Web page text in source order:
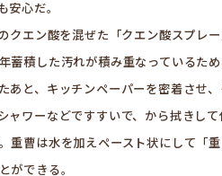
心だ。
クエン酸を混ぜた「クエン酸スプレー
蓄積した汚れが積み重なっているた
あと、キッチンペーパーを密着させ
ワーなどですすいで、から拭きして
曹は水を加えペースト状にして「
ができる。